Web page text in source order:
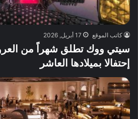
كاتب الموقع 17 أبريل, 2026
سيتي ووك تطلق شهراً من
إحتفالا بميلادها العاشر